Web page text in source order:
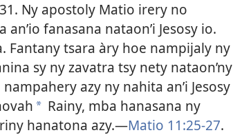
Ny apostoly Matio irery no
fanasana nataon’i Jesosy io.
Fantany tsara àry hoe nampijaly ny
sy ny zavatra tsy nety nataon’ny
azy ny nahita an’i Jesosy
a Rainy, mba hanasana ny
hanatona azy.​—Matio 11:25-27.